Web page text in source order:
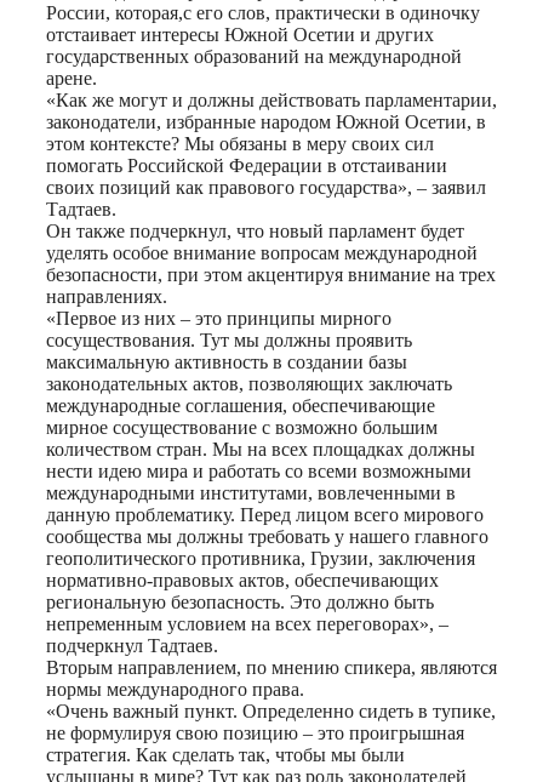
России, которая,с его слов, практически в одиночку
отстаивает интересы Южной Осетии и других
государственных образований на международной
арене.
«Как же могут и должны действовать парламентарии,
законодатели, избранные народом Южной Осетии, в
этом контексте? Мы обязаны в меру своих сил
помогать Российской Федерации в отстаивании
своих позиций как правового государства», – заявил
Тадтаев.
Он также подчеркнул, что новый парламент будет
уделять особое внимание вопросам международной
безопасности, при этом акцентируя внимание на трех
направлениях.
«Первое из них – это принципы мирного
сосуществования. Тут мы должны проявить
максимальную активность в создании базы
законодательных актов, позволяющих заключать
международные соглашения, обеспечивающие
мирное сосуществование с возможно большим
количеством стран. Мы на всех площадках должны
нести идею мира и работать со всеми возможными
международными институтами, вовлеченными в
данную проблематику. Перед лицом всего мирового
сообщества мы должны требовать у нашего главного
геополитического противника, Грузии, заключения
нормативно-правовых актов, обеспечивающих
региональную безопасность. Это должно быть
непременным условием на всех переговорах», –
подчеркнул Тадтаев.
Вторым направлением, по мнению спикера, являются
нормы международного права.
«Очень важный пункт. Определенно сидеть в тупике,
не формулируя свою позицию – это проигрышная
стратегия. Как сделать так, чтобы мы были
услышаны в мире? Тут как раз роль законодателей